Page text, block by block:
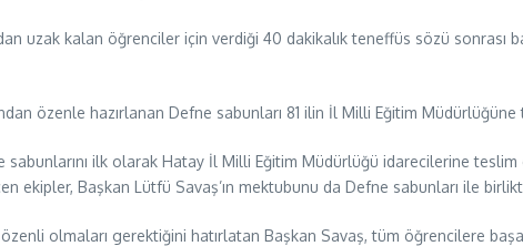
uzak kalan öğrenciler için verdiği 40 dakikalık teneffüs sözü
özenle hazırlanan Defne sabunları 81 ilin İl Milli Eğitim Müdürlüğüne
ilk olarak Hatay İl Milli Eğitim Müdürlüğü idarecilerine teslim
ekipler, Başkan Lütfü Savaş’ın mektubunu da Defne sabunları ile
olmaları gerektiğini hatırlatan Başkan Savaş, tüm öğrencilere